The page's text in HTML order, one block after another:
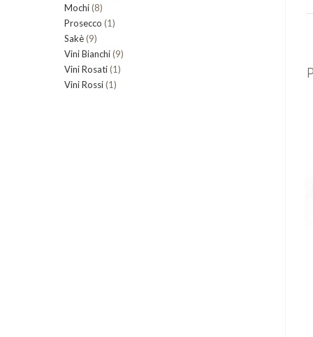
Mochi 88
prodotti
Prosecco 11
Sakè 99
prodotti
Vini Bianchi 99
Vini Rosati 11
Vini Rossi 11